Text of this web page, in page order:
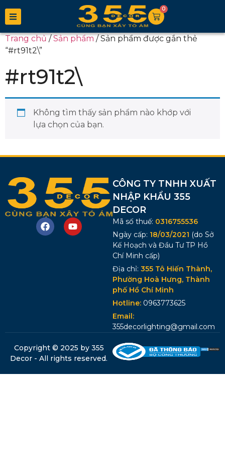
0
Trang chủ/Sản phẩm/ Sản phẩm được gắn thẻ
“#rt91t2\”
#rt91t2\
Không tìm thấy sản phẩm nào khớp với
lựa chọn của bạn.
CÔNG TY TNHH XUẤT
NHẬP KHẨU 355
DECOR
Mã số thuế: 0316755536
Ngày cấp: 18/03/2021 (do Sở
Kế Hoạch và Đầu Tư TP Hồ
Chí Minh cấp)
Địa chỉ: 355 Tô Hiến Thành,
Phường Hoà Hưng, Thành
phố Hồ Chí Minh
Hotline: 0963773625
Email:
355decorlighting@gmail.com
Copyright © 2025 by 355
Decor - All rights reserved.